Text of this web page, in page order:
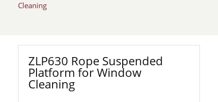
Cleaning
ZLP630 Rope Suspended
Platform for Window
Cleaning